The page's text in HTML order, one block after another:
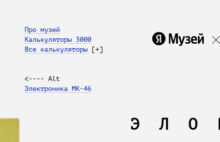
Про музей
Калькуляторы 3000
Все калькуляторы [+]
<---- Alt
Электроника МК-46